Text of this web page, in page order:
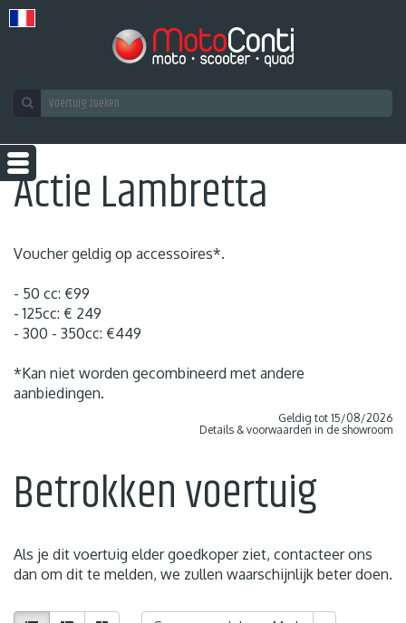
Actie Lambretta
Voucher geldig op accessoires*.
- 50 cc: €99
- 125cc: € 249
- 300 - 350cc: €449
*Kan niet worden gecombineerd met andere
aanbiedingen.
Geldig tot 15/08/2026
Details & voorwaarden in de showroom
Betrokken voertuig
Als je dit voertuig elder goedkoper ziet, contacteer ons
dan om dit te melden, we zullen waarschijnlijk beter doen.